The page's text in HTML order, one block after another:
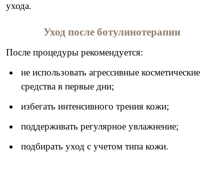
ухода.
Уход после ботулинотерапии
После процедуры рекомендуется:
не использовать агрессивные косметические
средства в первые дни;
избегать интенсивного трения кожи;
поддерживать регулярное увлажнение;
подбирать уход с учетом типа кожи.